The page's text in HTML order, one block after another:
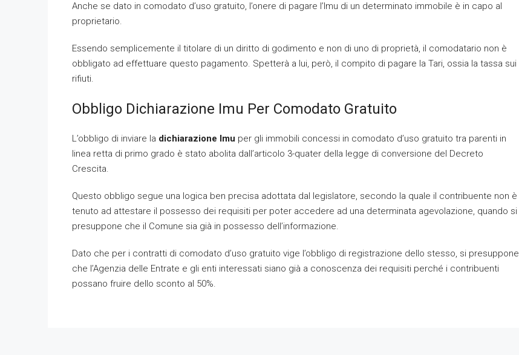
Anche se dato in comodato d’uso gratuito, l’onere di pagare l’Imu di un determinato immobile è in capo al
proprietario.
Essendo semplicemente il titolare di un diritto di godimento e non di uno di proprietà, il comodatario non è
obbligato ad effettuare questo pagamento. Spetterà a lui, però, il compito di pagare la Tari, ossia la tassa sui
rifiuti.
Obbligo Dichiarazione Imu Per Comodato Gratuito
L’obbligo di inviare la dichiarazione Imu per gli immobili concessi in comodato d’uso gratuito tra parenti in
linea retta di primo grado è stato abolita dall’articolo 3-quater della legge di conversione del Decreto
Crescita.
Questo obbligo segue una logica ben precisa adottata dal legislatore, secondo la quale il contribuente non è
tenuto ad attestare il possesso dei requisiti per poter accedere ad una determinata agevolazione, quando si
presuppone che il Comune sia già in possesso dell’informazione.
Dato che per i contratti di comodato d’uso gratuito vige l’obbligo di registrazione dello stesso, si presuppone
che l’Agenzia delle Entrate e gli enti interessati siano già a conoscenza dei requisiti perché i contribuenti
possano fruire dello sconto al 50%.